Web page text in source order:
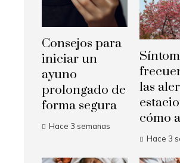
Consejos para
iniciar un
ayuno
prolongado de
forma segura
Hace 3 semanas
las
cómo
Hace 3